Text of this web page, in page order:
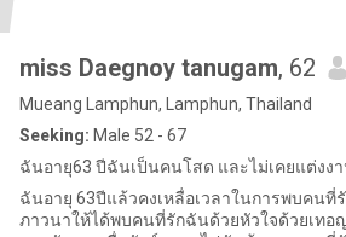
miss Daegnoy tanugam, 62
Mueang Lamphun, Lamphun, Thailand
Seeking: Male 52 - 67
ฉันอายุ63 ปีฉันเป็นคนโสด และไม่เคยแต่งง
ฉันอายุ 63ปีแล้วคงเหลื่อเวลาในการพบคน
ภาวนาให้ได้พบคนที่รักฉันด้วยหัวใจด้วยเทอ